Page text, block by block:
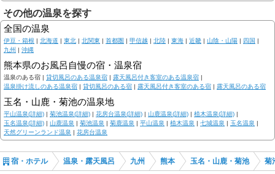
その他の温泉を探す
全国の温泉
伊豆・箱根 | 北海道 | 東北 | 北関東 | 首都圏 | 甲信越 | 北陸 | 東海 | 近畿 | 山陰・山陽 | 四国 |
九州 | 沖縄
熊本県のお風呂自慢の宿・温泉宿
温泉のある宿 | 貸切風呂のある温泉宿 | 露天風呂付き客室のある温泉宿 |
温泉掛け流しのある温泉宿 | 貸切風呂のある宿 | 露天風呂付き客室のある宿 | 露天風呂のある宿
玉名・山鹿・菊池の温泉地
平山温泉(詳細) | 菊池温泉(詳細) | 花房台温泉(詳細) | 山鹿温泉(詳細) | 植木温泉(詳細) |
玉名温泉(詳細) | 山鹿温泉 | 菊池温泉 | 菊鹿温泉 | 平山温泉 | 植木温泉 | 七城温泉 | 玉名温泉 |
天然グリーンランド温泉 | 花房台温泉
宿・ホテル 温泉・露天風呂 九州 熊本 玉名・山鹿・菊池 菊